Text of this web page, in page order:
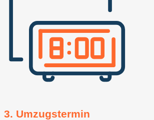
3. Umzugstermin